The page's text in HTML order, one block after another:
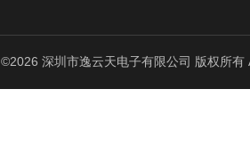
©2026 深圳市逸云天电子有限公司 版权所有